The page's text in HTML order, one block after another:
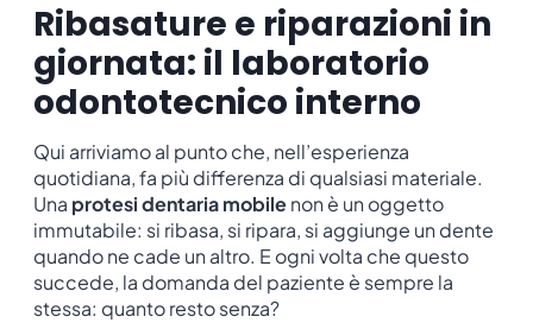
Ribasature e riparazioni in
giornata: il laboratorio
odontotecnico interno
Qui arriviamo al punto che, nell’esperienza
quotidiana, fa più differenza di qualsiasi materiale.
Una protesi dentaria mobilenon è un oggetto
immutabile: si ribasa, si ripara, si aggiunge un dente
quando ne cade un altro. E ogni volta che questo
succede, la domanda del paziente è sempre la
stessa: quanto resto senza?